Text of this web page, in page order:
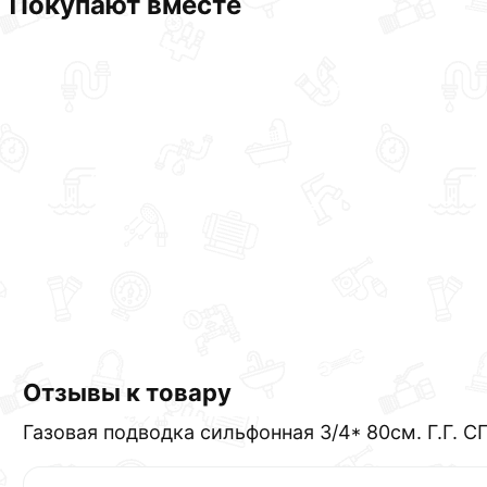
Отзывы к товару
Газовaя подводка сильфонная 3/4* 80см. Г.Г.